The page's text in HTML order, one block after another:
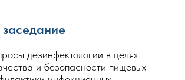
дезинфектологии в целях
и безопасности пищевых